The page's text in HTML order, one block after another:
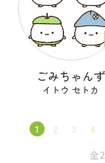
ごみちゃんず
イトウ セトカ
1 2 3 4
全